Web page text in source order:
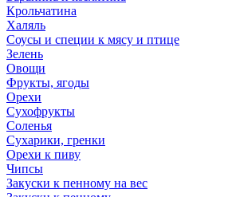
Крольчатина
Халяль
Соусы и специи к мясу и птице
Зелень
Овощи
Фрукты, ягоды
Орехи
Сухофрукты
Соленья
Сухарики, гренки
Орехи к пиву
Чипсы
Закуски к пенному на вес